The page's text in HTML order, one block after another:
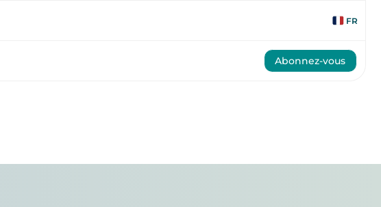
FR
Abonnez-vous